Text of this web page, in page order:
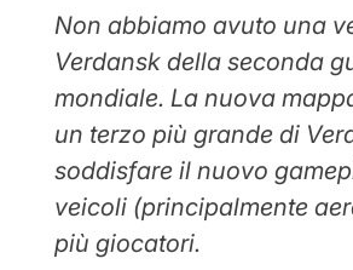
Non abbiamo avuto una
Verdansk della seconda
mondiale. La nuova
un terzo più grande di
soddisfare il nuovo
veicoli (principalmente
più giocatori.